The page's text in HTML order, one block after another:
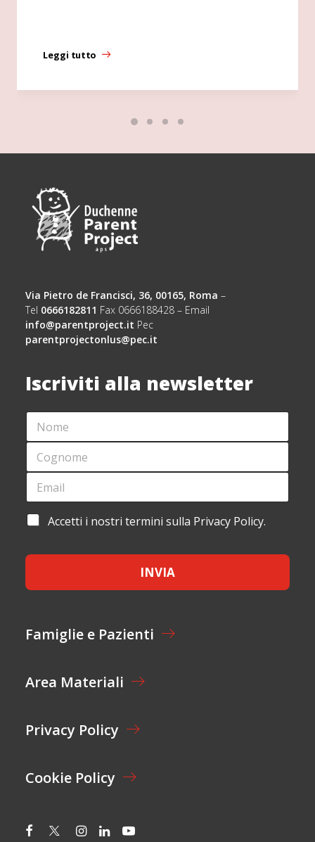
Leggi tutto
Via Pietro de Francisci, 36, 00165, Roma –
Tel 0666182811 Fax 0666188428 – Email
info@parentproject.it Pec
parentprojectonlus@pec.it
Iscriviti alla newsletter
N
M
*
C
G
O
E
*
A
Y
O
T
E
A
I
L
A
E
T
O
*
Accetti i nostri termini sulla Privacy Policy.
INVIA
Famiglie e Pazienti
Area Materiali
Privacy Policy
Cookie Policy